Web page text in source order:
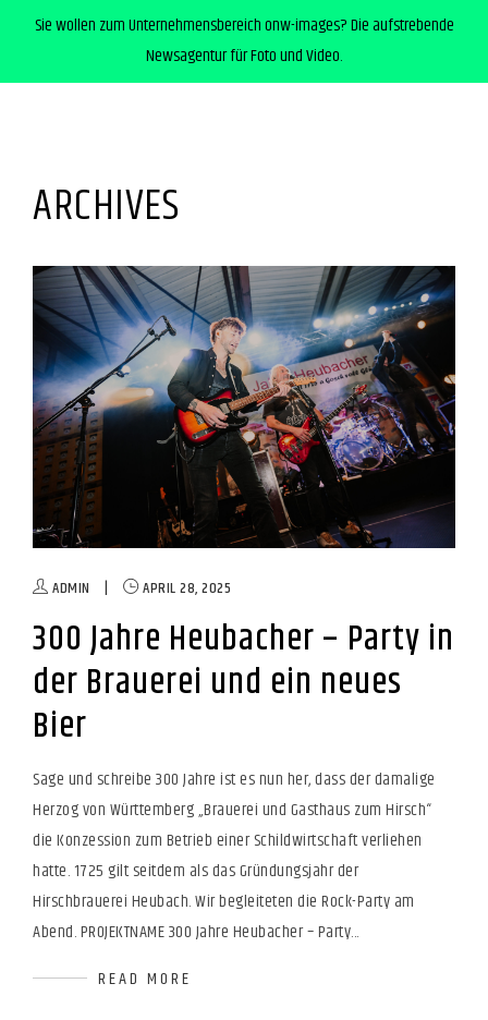
Sie wollen zum Unternehmensbereich onw-images? Die aufstrebende
Newsagentur für Foto und Video.
ARCHIVES
ADMIN | APRIL 28, 2025
300 Jahre Heubacher – Party in
der Brauerei und ein neues
Bier
Sage und schreibe 300 Jahre ist es nun her, dass der damalige
Herzog von Württemberg „Brauerei und Gasthaus zum Hirsch“
die Konzession zum Betrieb einer Schildwirtschaft verliehen
hatte. 1725 gilt seitdem als das Gründungsjahr der
Hirschbrauerei Heubach. Wir begleiteten die Rock-Party am
Abend. PROJEKTNAME 300 Jahre Heubacher – Party...
READ MORE